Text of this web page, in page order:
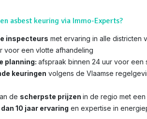
asbest keuring via Immo-Experts?
inspecteurs met ervaring in alle districten
voor een vlotte afhandeling
planning: afspraak binnen 24 uur voor een
keuringen volgens de Vlaamse
de scherpste prijzen in de regio met
10 jaar ervaring en expertise in